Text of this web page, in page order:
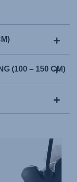
(100 – 150 CM)